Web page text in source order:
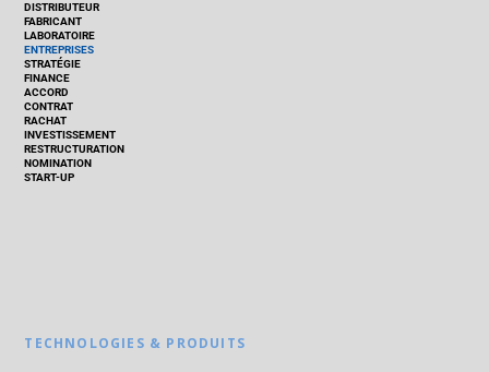
DISTRIBUTEUR
FABRICANT
LABORATOIRE
ENTREPRISES
STRATÉGIE
FINANCE
ACCORD
CONTRAT
RACHAT
INVESTISSEMENT
RESTRUCTURATION
NOMINATION
START-UP
TECHNOLOGIES & PRODUITS